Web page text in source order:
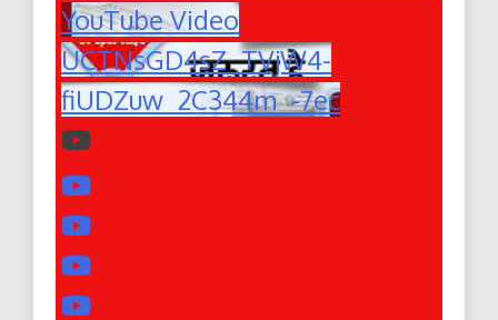
YouTube Video
UCTNsGD4sZ_TVjW4-
fiUDZuw_2C344m_-7ec